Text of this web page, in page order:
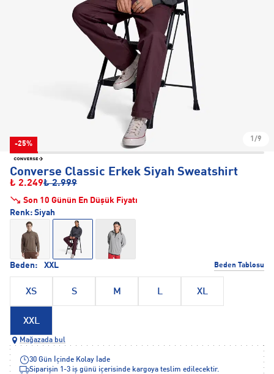
-25%
1/9
Converse Classic Erkek Siyah Sweatshirt
₺ 2.249₺ 2.999
Son 10 Günün En Düşük Fiyatı
Beden: XXL Beden Tablosu
XS S M L XL
XXL
Renk: Siyah
Mağazada bul
30 Gün İçinde Kolay İade
Siparişin 1-3 iş günü içerisinde kargoya teslim edilecektir.